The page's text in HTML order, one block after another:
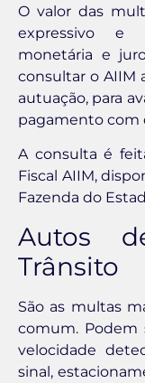
O valor das
expressivo e
monetária e
consultar o AIIM
autuação, para
pagamento com
A consulta é
Fiscal AIIM,
Fazenda do
Autos
Trânsito
São as multas
comum. Podem
velocidade
sinal,